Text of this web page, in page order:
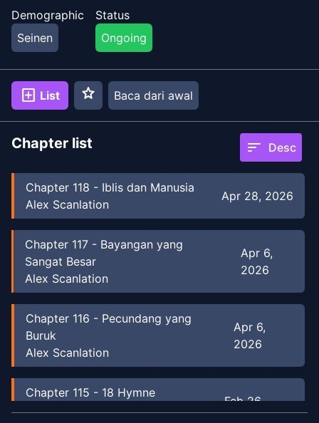
Demographic
Seinen
Status
Ongoing
add_box List star Baca dari awal
Chapter list sort Desc
Chapter 118 - Iblis dan Manusia
Alex Scanlation
Apr 28, 2026
Chapter 117 - Bayangan yang
Sangat Besar
Alex Scanlation
Apr 6,
2026
Chapter 116 - Pecundang yang
Buruk
Alex Scanlation
Apr 6,
2026
Chapter 115 - 18 Hymne
Terkutuk
Feb 26,
2026